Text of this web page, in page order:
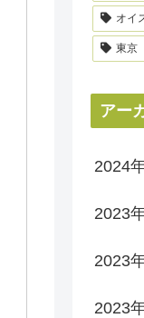
オイ
東京
アー
2024
2023
2023
2023